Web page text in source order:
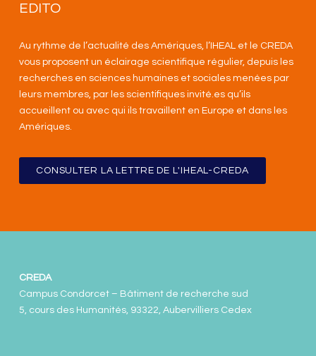
EDITO
Au rythme de l’actualité des Amériques, l’IHEAL et le CREDA
vous proposent un éclairage scientifique régulier, depuis les
recherches en sciences humaines et sociales menées par
leurs membres, par les scientifiques invité.es qu’ils
accueillent ou avec qui ils travaillent en Europe et dans les
Amériques.
CONSULTER LA LETTRE DE L'IHEAL-CREDA
CREDA
Campus Condorcet – Bâtiment de recherche sud
5, cours des Humanités, 93322, Aubervilliers Cedex